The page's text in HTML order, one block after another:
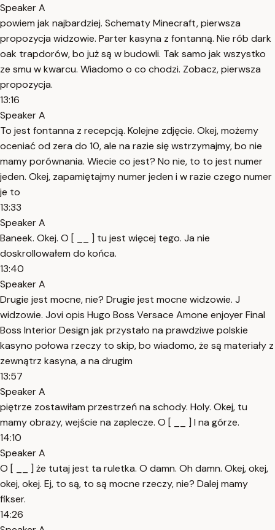
Speaker A
powiem jak najbardziej. Schematy Minecraft, pierwsza
propozycja widzowie. Parter kasyna z fontanną. Nie rób dark
oak trapdorów, bo już są w budowli. Tak samo jak wszystko
ze smu w kwarcu. Wiadomo o co chodzi. Zobacz, pierwsza
propozycja.
13:16
Speaker A
To jest fontanna z recepcją. Kolejne zdjęcie. Okej, możemy
oceniać od zera do 10, ale na razie się wstrzymajmy, bo nie
mamy porównania. Wiecie co jest? No nie, to to jest numer
jeden. Okej, zapamiętajmy numer jeden i w razie czego numer
je to
13:33
Speaker A
Baneek. Okej. O [ __ ] tu jest więcej tego. Ja nie
doskrollowałem do końca.
13:40
Speaker A
Drugie jest mocne, nie? Drugie jest mocne widzowie. J
widzowie. Jovi opis Hugo Boss Versace Amone enjoyer Final
Boss Interior Design jak przystało na prawdziwe polskie
kasyno połowa rzeczy to skip, bo wiadomo, że są materiały z
zewnątrz kasyna, a na drugim
13:57
Speaker A
piętrze zostawiłam przestrzeń na schody. Holy. Okej, tu
mamy obrazy, wejście na zaplecze. O [ __ ] I na górze.
14:10
Speaker A
O [ __ ] że tutaj jest ta ruletka. O damn. Oh damn. Okej, okej,
okej, okej. Ej, to są, to są mocne rzeczy, nie? Dalej mamy
fikser.
14:26